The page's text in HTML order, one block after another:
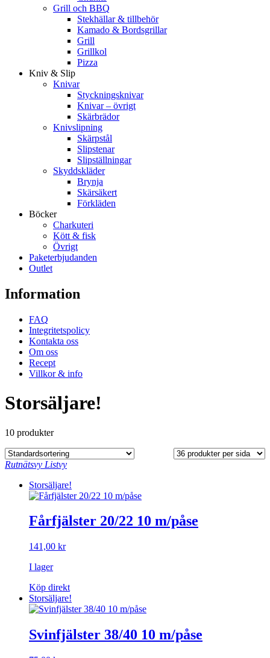
Grill och BBQ
Stekhällar & tillbehör
Kamado & Bordsgrillar
Grill
Grillkol
Pizza
Kniv & Slip
Knivar
Styckningsknivar
Knivar – övrigt
Skärbrädor
Knivslipning
Skärpstål
Slipstenar
Slipställningar
Skyddskläder
Brynja
Skärsäkert
Förkläden
Böcker
Charkuteri
Kött & fisk
Övrigt
Paketerbjudanden
Outlet
Information
FAQ
Integritetspolicy
Kontakta oss
Om oss
Recept
Villkor & info
Storsäljare!
10 produkter
Rutnätsvy Listvy
Storsäljare!
Fårfjälster 20/22 10 m/påse
141,00 kr
I lager
Köp direkt
Storsäljare!
Svinfjälster 38/40 10 m/påse